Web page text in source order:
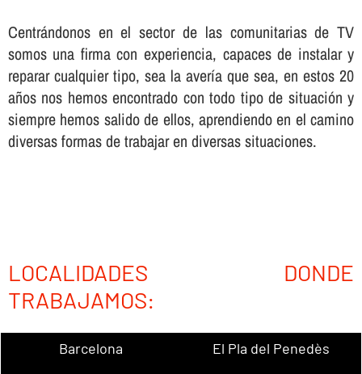
Centrándonos en el sector de las comunitarias de TV
somos una firma con experiencia, capaces de instalar y
reparar cualquier tipo, sea la averí­a que sea, en estos 20
años nos hemos encontrado con todo tipo de situación y
siempre hemos salido de ellos, aprendiendo en el camino
diversas formas de trabajar en diversas situaciones.
LOCALIDADES DONDE
TRABAJAMOS:
Barcelona
El Pla del Penedès